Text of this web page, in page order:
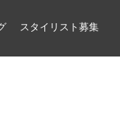
スタイリスト募集